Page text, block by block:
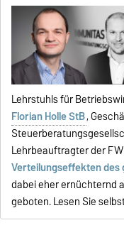
Lehrstuhls für
Florian Holle StB,
Lehrbeauftragter der
Verteilungseffekten
dabei eher ernüchternd
geboten. Lesen Sie